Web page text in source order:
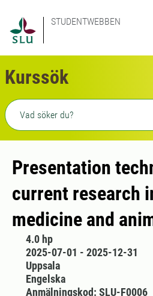
STUDENTWEBBEN
Kurssök
Fritext sökning
Presentation
current research
medicine and
4.0 hp
2025-07-01 - 2025-12-31
Uppsala
Engelska
Anmälningskod: SLU-F0006